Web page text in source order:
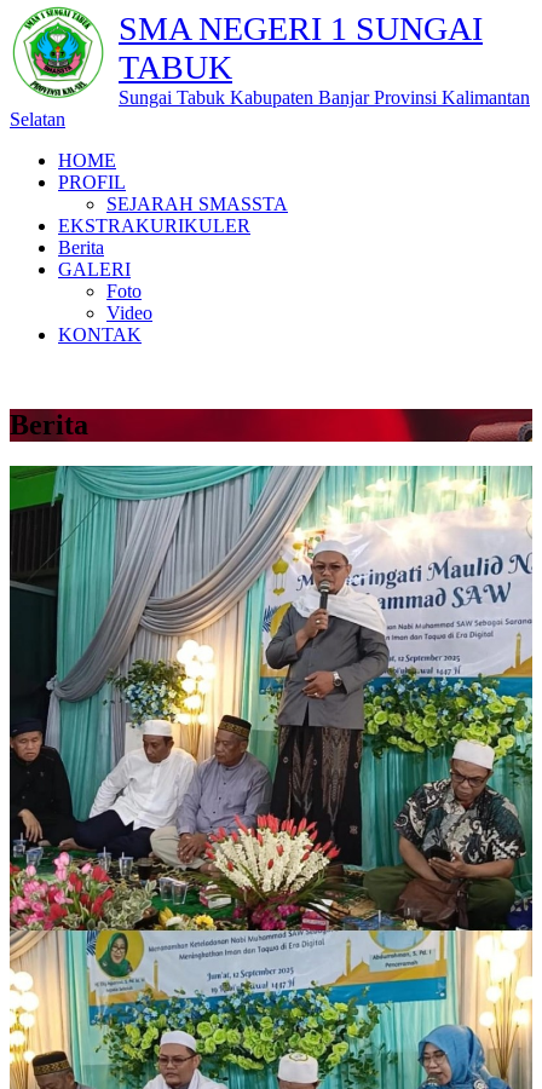
SMA NEGERI 1 SUNGAI
TABUK
Sungai Tabuk Kabupaten Banjar Provinsi Kalimantan
Selatan
HOME
PROFIL
SEJARAH SMASSTA
EKSTRAKURIKULER
Berita
GALERI
Foto
Video
KONTAK
Berita